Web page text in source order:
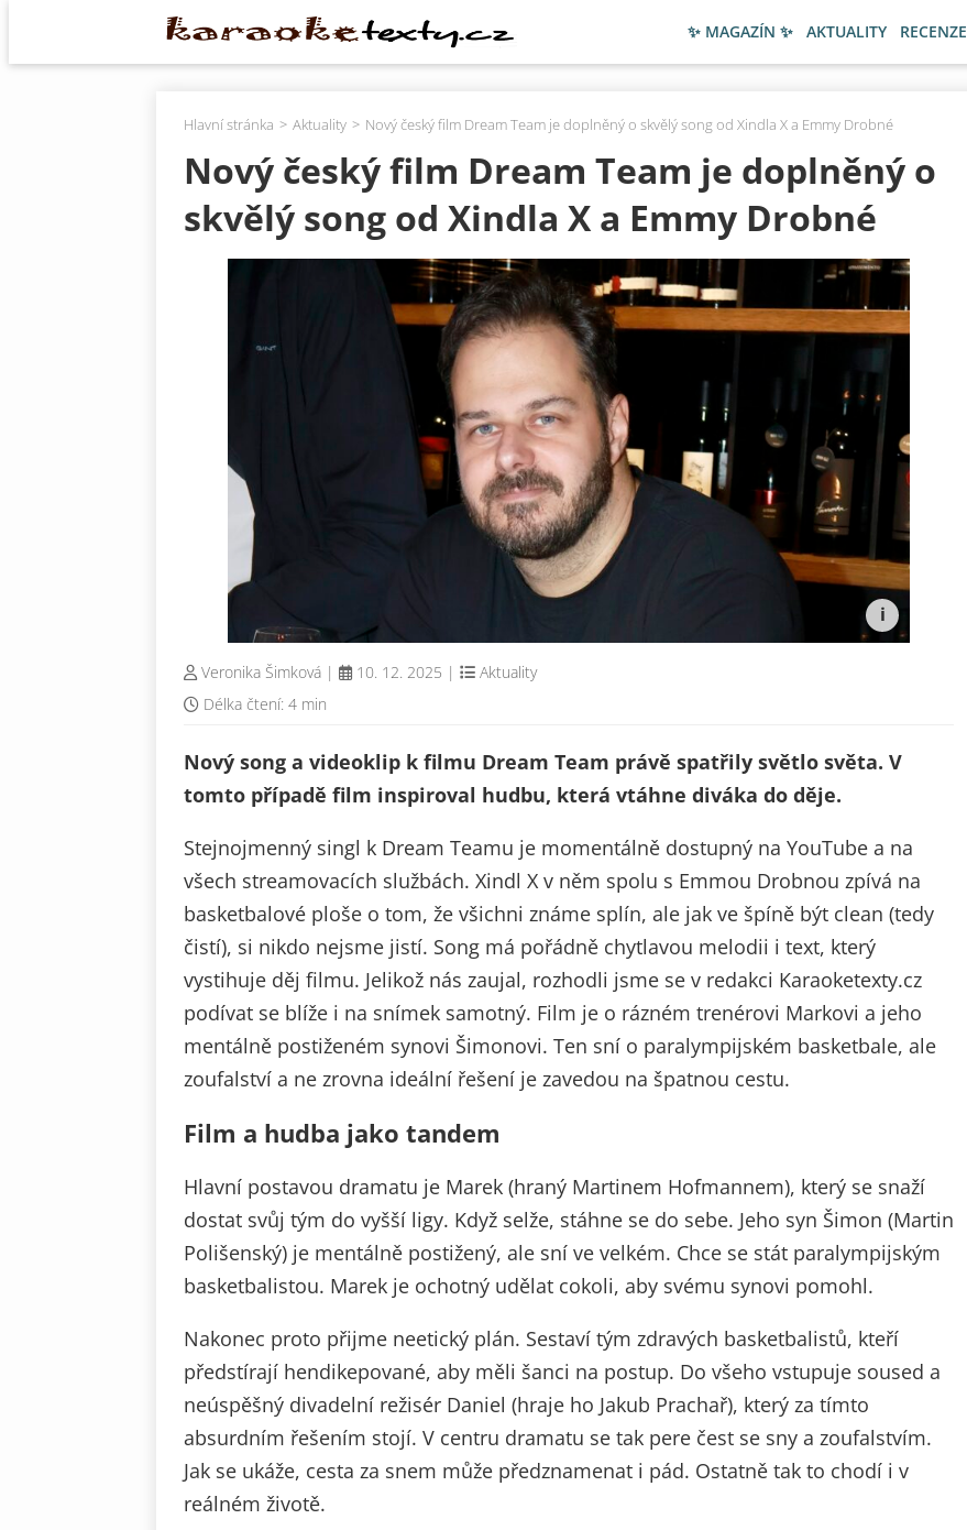
✨ MAGAZÍN ✨ AKTUALITY RECENZE
Hlavní stránka Aktuality Nový český film Dream Team je doplněný o skvělý song od Xindla X a Emmy Drobné
Nový český film Dream Team je doplněný o
skvělý song od Xindla X a Emmy Drobné
Veronika Šimková | 10. 12. 2025 |
Aktuality
Délka čtení: 4 min
Nový song a videoklip k filmu Dream Team právě spatřily světlo světa. V
tomto případě film inspiroval hudbu, která vtáhne diváka do děje.
Stejnojmenný singl k Dream Teamu je momentálně dostupný na YouTube a na
všech streamovacích službách. Xindl X v něm spolu s Emmou Drobnou zpívá na
basketbalové ploše o tom, že všichni známe splín, ale jak ve špíně být clean (tedy
čistí), si nikdo nejsme jistí. Song má pořádně chytlavou melodii i text, který
vystihuje děj filmu. Jelikož nás zaujal, rozhodli jsme se v redakci Karaoketexty.cz
podívat se blíže i na snímek samotný. Film je o rázném trenérovi Markovi a jeho
mentálně postiženém synovi Šimonovi. Ten sní o paralympijském basketbale, ale
zoufalství a ne zrovna ideální řešení je zavedou na špatnou cestu.
Film a hudba jako tandem
Hlavní postavou dramatu je Marek (hraný Martinem Hofmannem), který se snaží
dostat svůj tým do vyšší ligy. Když selže, stáhne se do sebe. Jeho syn Šimon (Martin
Polišenský) je mentálně postižený, ale sní ve velkém. Chce se stát paralympijským
basketbalistou. Marek je ochotný udělat cokoli, aby svému synovi pomohl.
Nakonec proto přijme neetický plán. Sestaví tým zdravých basketbalistů, kteří
předstírají hendikepované, aby měli šanci na postup. Do všeho vstupuje soused a
neúspěšný divadelní režisér Daniel (hraje ho Jakub Prachař), který za tímto
absurdním řešením stojí. V centru dramatu se tak pere čest se sny a zoufalstvím.
Jak se ukáže, cesta za snem může předznamenat i pád. Ostatně tak to chodí i v
reálném životě.